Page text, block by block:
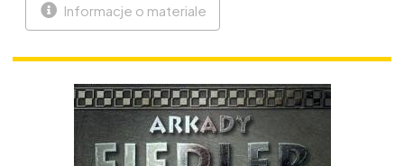
Informacje o materiale